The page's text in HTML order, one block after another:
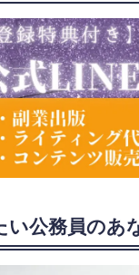
い公務員のあ